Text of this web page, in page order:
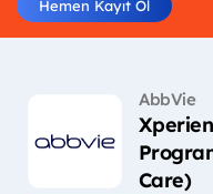
Hemen Kayıt Ol
AbbVie
Care)